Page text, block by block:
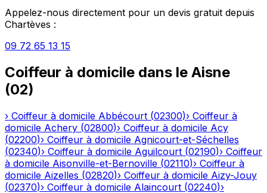
Appelez-nous directement pour un devis gratuit depuis
Chartèves :
09 72 65 13 15
Coiffeur à domicile dans le Aisne
(02)
› Coiffeur à domicile Abbécourt (02300)› Coiffeur à
domicile Achery (02800)› Coiffeur à domicile Acy
(02200)› Coiffeur à domicile Agnicourt-et-Séchelles
(02340)› Coiffeur à domicile Aguilcourt (02190)› Coiffeur
à domicile Aisonville-et-Bernoville (02110)› Coiffeur à
domicile Aizelles (02820)› Coiffeur à domicile Aizy-Jouy
(02370)› Coiffeur à domicile Alaincourt (02240)›